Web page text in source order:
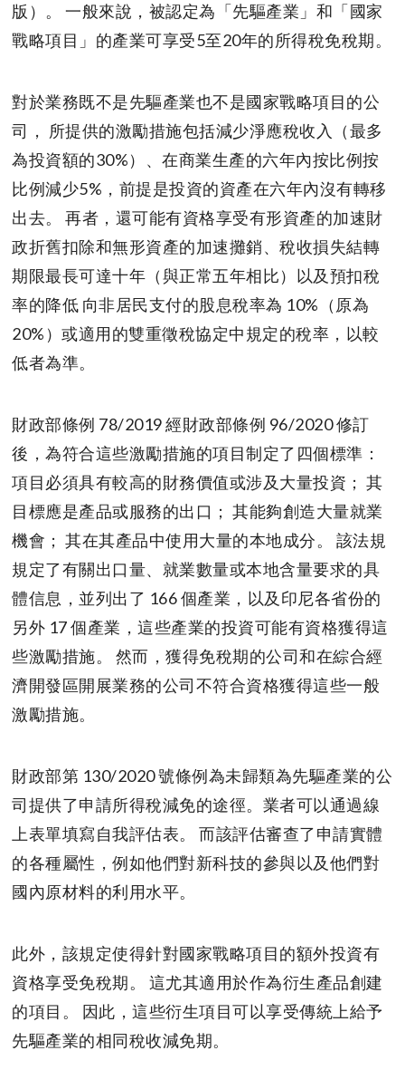
版）。 一般來說，被認定為「先驅產業」和「國家
戰略項目」的產業可享受5至20年的所得稅免稅期。
對於業務既不是先驅產業也不是國家戰略項目的公
司， 所提供的激勵措施包括減少淨應稅收入（最多
為投資額的30%）、在商業生產的六年內按比例按
比例減少5%，前提是投資的資產在六年內沒有轉移
出去。 再者，還可能有資格享受有形資產的加速財
政折舊扣除和無形資產的加速攤銷、稅收損失結轉
期限最長可達十年（與正常五年相比）以及預扣稅
率的降低 向非居民支付的股息稅率為 10%（原為
20%）或適用的雙重徵稅協定中規定的稅率，以較
低者為準。
財政部條例 78/2019 經財政部條例 96/2020 修訂
後，為符合這些激勵措施的項目制定了四個標準：
項目必須具有較高的財務價值或涉及大量投資； 其
目標應是產品或服務的出口； 其能夠創造大量就業
機會； 其在其產品中使用大量的本地成分。 該法規
規定了有關出口量、就業數量或本地含量要求的具
體信息，並列出了 166 個產業，以及印尼各省份的
另外 17 個產業，這些產業的投資可能有資格獲得這
些激勵措施。 然而，獲得免稅期的公司和在綜合經
濟開發區開展業務的公司不符合資格獲得這些一般
激勵措施。
財政部第 130/2020 號條例為未歸類為先驅產業的公
司提供了申請所得稅減免的途徑。業者可以通過線
上表單填寫自我評估表。 而該評估審查了申請實體
的各種屬性，例如他們對新科技的參與以及他們對
國內原材料的利用水平。
此外，該規定使得針對國家戰略項目的額外投資有
資格享受免稅期。 這尤其適用於作為衍生產品創建
的項目。 因此，這些衍生項目可以享受傳統上給予
先驅產業的相同稅收減免期。